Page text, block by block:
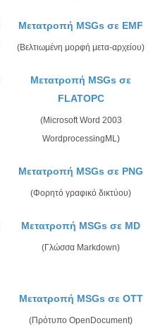
Μετατροπή MSGs σε EMF
(Βελτιωμένη μορφή μετα-αρχείου)
Μετατροπή MSGs σε
FLATOPC
(Microsoft Word 2003
WordprocessingML)
Μετατροπή MSGs σε PNG
(Φορητό γραφικό δικτύου)
Μετατροπή MSGs σε MD
(Γλώσσα Markdown)
Μετατροπή MSGs σε OTT
(Πρότυπο OpenDocument)